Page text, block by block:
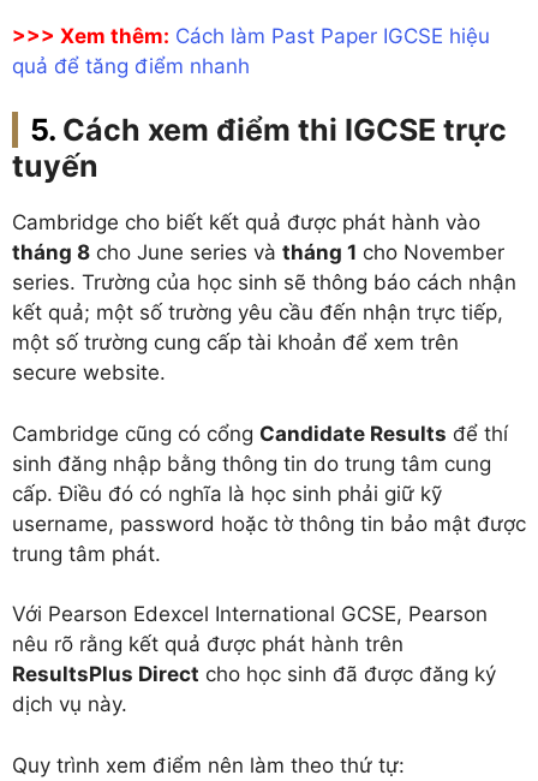
>>> Xem thêm: Cách làm Past Paper IGCSE hiệu
quả để tăng điểm nhanh
Cách xem điểm thi IGCSE trực
tuyến
Cambridge cho biết kết quả được phát hành vào
tháng 8 cho June series và tháng 1 cho November
series. Trường của học sinh sẽ thông báo cách nhận
kết quả; một số trường yêu cầu đến nhận trực tiếp,
một số trường cung cấp tài khoản để xem trên
secure website.
Cambridge cũng có cổng Candidate Results để thí
sinh đăng nhập bằng thông tin do trung tâm cung
cấp. Điều đó có nghĩa là học sinh phải giữ kỹ
username, password hoặc tờ thông tin bảo mật được
trung tâm phát.
Với Pearson Edexcel International GCSE, Pearson
nêu rõ rằng kết quả được phát hành trên
ResultsPlus Direct cho học sinh đã được đăng ký
dịch vụ này.
Quy trình xem điểm nên làm theo thứ tự: